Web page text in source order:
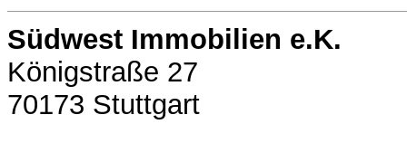
Südwest Immobilien e.K.
Königstraße 27
70173 Stuttgart